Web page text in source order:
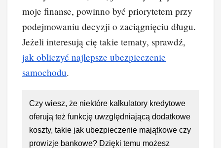
moje finanse, powinno być priorytetem przy
podejmowaniu decyzji o zaciągnięciu długu.
Jeżeli interesują cię takie tematy, sprawdź,
jak obliczyć najlepsze ubezpieczenie
samochodu.
Czy wiesz, że niektóre kalkulatory kredytowe
oferują też funkcję uwzględniającą dodatkowe
koszty, takie jak ubezpieczenie majątkowe czy
prowizje bankowe? Dzięki temu możesz